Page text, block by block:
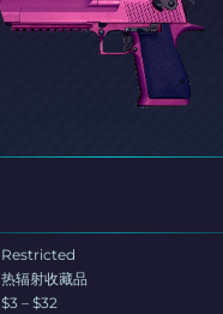
Restricted
热辐射收藏品
$3 – $32